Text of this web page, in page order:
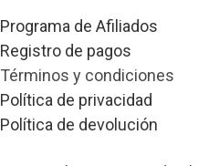
Programa de Afiliados
Registro de pagos
Términos y condiciones
Política de privacidad
Política de devolución